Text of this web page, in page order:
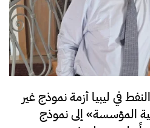
في ليبيا أزمة نموذج غير
المؤسسة» إلى نموذج